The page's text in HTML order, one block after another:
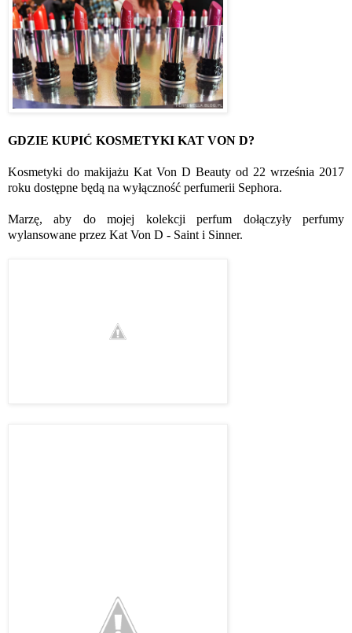
GDZIE KUPIĆ KOSMETYKI KAT VON D?
Kosmetyki do makijażu Kat Von D Beauty od 22 września 2017
roku dostępne będą na wyłączność perfumerii Sephora.
Marzę, aby do mojej kolekcji perfum dołączyły perfumy
wylansowane przez Kat Von D - Saint i Sinner.